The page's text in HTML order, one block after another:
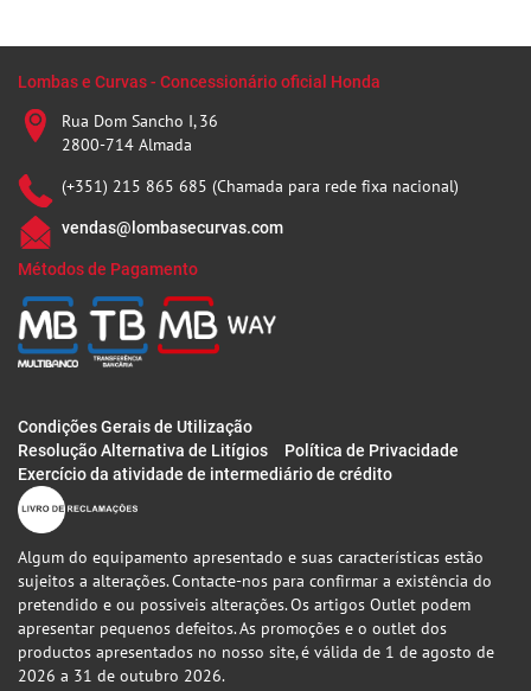
Lombas e Curvas - Concessionário oficial Honda
Rua Dom Sancho I, 36
2800-714 Almada
(+351) 215 865 685 (Chamada para rede fixa nacional)
vendas@lombasecurvas.com
Métodos de Pagamento
Condições Gerais de Utilização
Resolução Alternativa de Litígios
Política de Privacidade
Exercício da atividade de intermediário de crédito
Algum do equipamento apresentado e suas características estão
sujeitos a alterações. Contacte-nos para confirmar a existência do
pretendido e ou possiveis alterações. Os artigos Outlet podem
apresentar pequenos defeitos. As promoções e o outlet dos
productos apresentados no nosso site, é válida de 1 de agosto de
2026 a 31 de outubro 2026.